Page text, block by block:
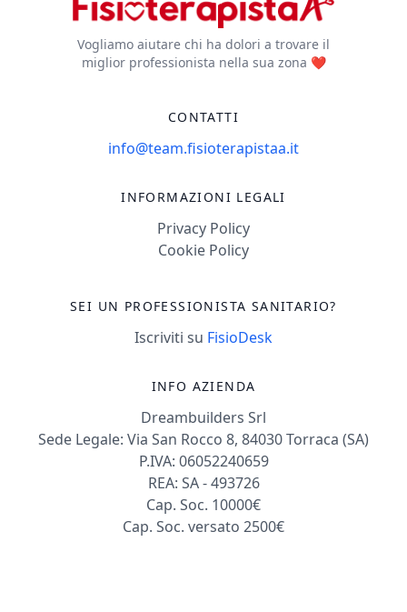
Vogliamo aiutare chi ha dolori a trovare il
miglior professionista nella sua zona ❤️
CONTATTI
info@team.fisioterapistaa.it
INFORMAZIONI LEGALI
Privacy Policy
Cookie Policy
SEI UN PROFESSIONISTA SANITARIO?
Iscriviti su FisioDesk
INFO AZIENDA
Dreambuilders Srl
Sede Legale: Via San Rocco 8, 84030 Torraca (SA)
P.IVA: 06052240659
REA: SA - 493726
Cap. Soc. 10000€
Cap. Soc. versato 2500€